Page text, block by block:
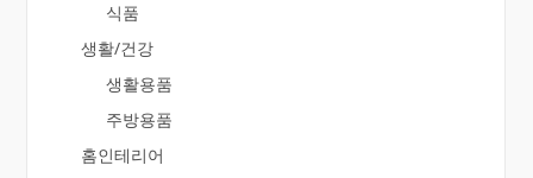
식품
생활/건강
생활용품
주방용품
홈인테리어